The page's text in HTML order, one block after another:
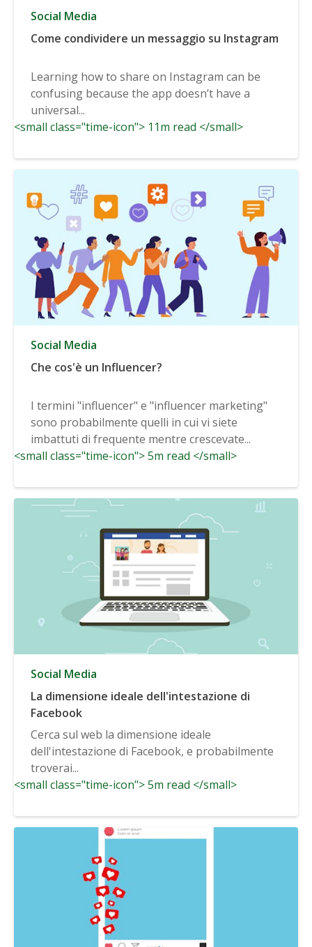
Social Media
Come condividere un messaggio su Instagram
Learning how to share on Instagram can be
confusing because the app doesn’t have a
universal...
<small class="time-icon"> 11m read </small>
Social Media
Che cos'è un Influencer?
I termini "influencer" e "influencer marketing"
sono probabilmente quelli in cui vi siete
imbattuti di frequente mentre crescevate...
<small class="time-icon"> 5m read </small>
Social Media
La dimensione ideale dell'intestazione di
Facebook
Cerca sul web la dimensione ideale
dell'intestazione di Facebook, e probabilmente
troverai...
<small class="time-icon"> 5m read </small>